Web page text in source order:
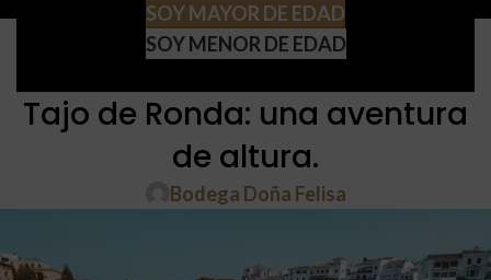
SOY MAYOR DE EDAD
SOY MENOR DE EDAD
RONDA
Explorando el Desfiladero del
Tajo de Ronda: una aventura
de altura.
Bodega Doña Felisa